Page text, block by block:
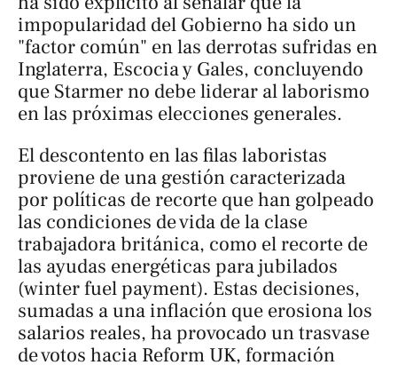
impopularidad del Gobierno ha sido un
"factor común" en las derrotas sufridas en
Inglaterra, Escocia y Gales, concluyendo
que Starmer no debe liderar al laborismo
en las próximas elecciones generales.
El descontento en las filas laboristas
proviene de una gestión caracterizada
por políticas de recorte que han golpeado
las condiciones de vida de la clase
trabajadora británica, como el recorte de
las ayudas energéticas para jubilados
(winter fuel payment). Estas decisiones,
sumadas a una inflación que erosiona los
salarios reales, ha provocado un trasvase
de votos hacia Reform UK, formación